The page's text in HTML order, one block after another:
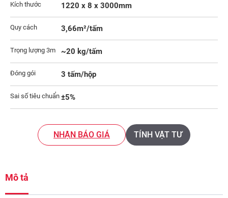
Kích thước 1220 x 8 x 3000mm
Quy cách 3,66m²/tấm
Trọng lượng 3m ~20 kg/tấm
Đóng gói 3 tấm/hộp
Sai số tiêu chuẩn ±5%
NHẬN BÁO GIÁ TÍNH VẬT TƯ
Mô tả